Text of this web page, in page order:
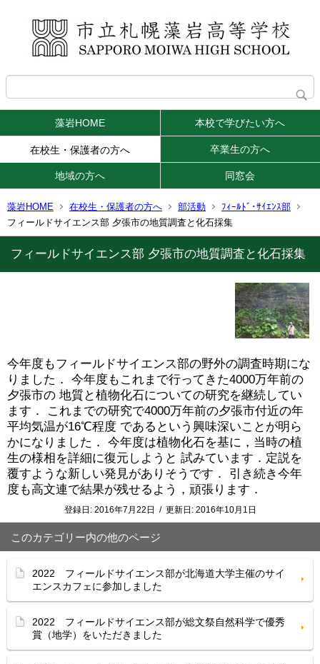
藻岩HOME 本校で学びたい方へ
在校生・保護者の方へ 卒業生の方へ
地域の方へ 同窓会
藻岩HOME 在校生・保護者の方へ 部活動
ﾌｨｰﾙﾄﾞ･ｻｲｴﾝｽ部
フィールドサイエンス部 夕張市の地質調査と化石採集
フィールドサイエンス部 夕張市の地質調査と化石採集
今年度もフィールドサイエンス部の野外の調査時期にな
りました． 今年度もこれまで行ってきた4000万年前の
夕張市の 地質と植物化石についての研究を継続してい
ます． これまでの研究で4000万年前の夕張市付近の年
平均気温が16℃程度 であるという興味深いことが明ら
かになりました． 今年度は植物化石を基に，当時の植
生の様相を詳細に復元しようと 試みています．定説を
覆すような新しい発見がありそうです． 引き続き今年
度も高文連で結果が残せるよう，頑張ります．
登録日: 2016年7月22日 / 更新日: 2016年10月1日
このカテゴリー内の他のページ
2022 フィールドサイエンス部が北海道大学主催のサイ
エンスカフェに参加しました
2022 フィールドサイエンス部が総文祭自然科学で優秀
賞（地学）をいただきました